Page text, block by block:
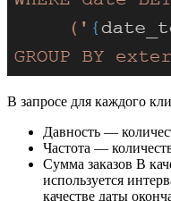
В запросе для каждого
Давность —
Частота —
Сумма заказов В
используется
качестве даты